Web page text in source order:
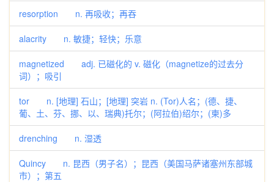
resorption n. 再吸收；再吞
alacrity n. 敏捷；轻快；乐意
magnetized adj. 已磁化的 v. 磁化（magnetize的过去分
词）；吸引
tor n. [地理] 石山；[地理] 突岩 n. (Tor)人名；(德、捷、
葡、土、芬、挪、以、瑞典)托尔；(阿拉伯)绍尔；(柬)多
drenching n. 湿透
Quincy n. 昆西（男子名）；昆西（美国马萨诸塞州东部城
市）；第五